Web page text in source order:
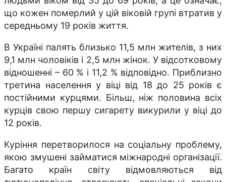
що кожен померлий у цій віковій групі втратив у
середньому 19 років життя.
В Україні палять близько 11,5 млн жителів, з них
9,1 млн чоловіків і 2,5 млн жінок. У відсотковому
відношенні – 60 % і 11,2 % відповідно. Приблизно
третина населення у віці від 18 до 25 років є
постійними курцями. Більш, ніж половина всіх
курців свою першу сигарету викурили у віці до
12 років.
Куріння перетворилося на соціальну проблему,
якою змушені займатися міжнародні організації.
Багато країн світу відмовляються від